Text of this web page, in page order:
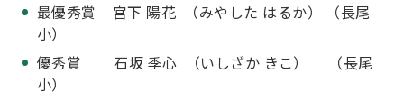
最優秀賞 宮下 陽花 （みやした はるか） （長尾
小）
優秀賞 石坂 季心 （いしざか きこ） （長尾
小）